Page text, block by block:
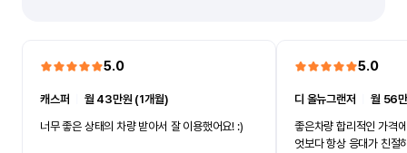
5.0
캐스퍼
월 43만원 (1개월)
너무 좋은 상태의 차량 받아서 잘 이용했어요! :)
5.0
디 올뉴그랜저 ㅣ월 56
좋은차량 합리적인 가격
엇보다 항상 응대가 친절